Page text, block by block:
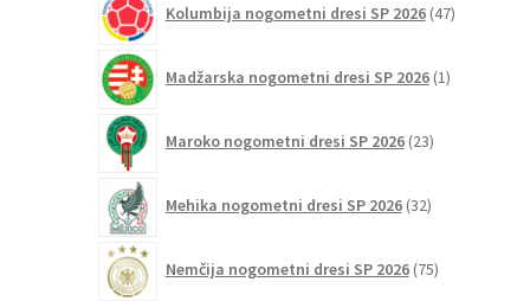
Kolumbija nogometni dresi SP 2026 47izdelkov
Madžarska nogometni dresi SP 2026 1izdelek
Maroko nogometni dresi SP 2026 23izdelkov
Mehika nogometni dresi SP 2026 32izdelkov
Nemčija nogometni dresi SP 2026 75izdelkov